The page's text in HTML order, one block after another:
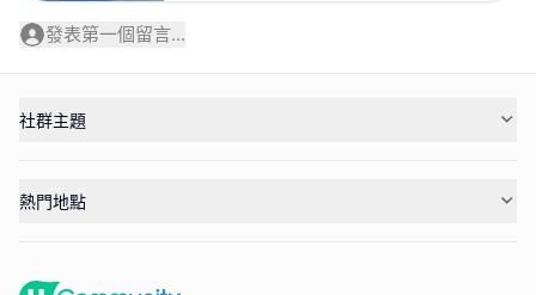
發表第一個留言...
社群主題
熱門地點